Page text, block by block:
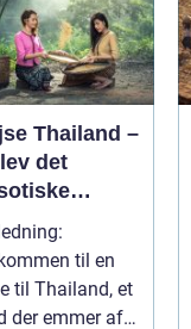
Thailand –
det
til en
til Thailand, et
der emmer af